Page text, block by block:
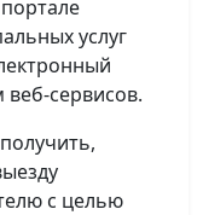
услуг
сервисов.
с целью